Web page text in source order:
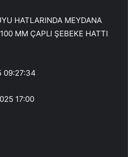
HATLARINDA MEYDANA
MM ÇAPLI ŞEBEKE HATTI
09:27:34
17:00